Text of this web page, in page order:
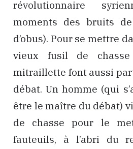
révolutionnaire
moments des bruits
d’obus). Pour se mettre
vieux fusil de
mitraillette font aussi
débat. Un homme (qui
être le maître du débat)
de chasse pour le
fauteuils, à l’abri du